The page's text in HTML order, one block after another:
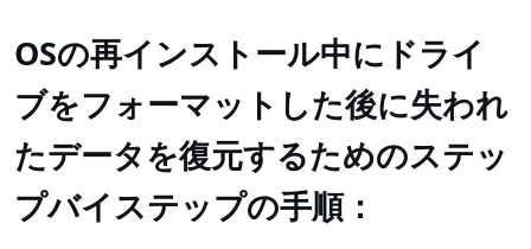
OSの再インストール中にドライ
ブをフォーマットした後に失われ
たデータを復元するためのステッ
プバイステップの手順：